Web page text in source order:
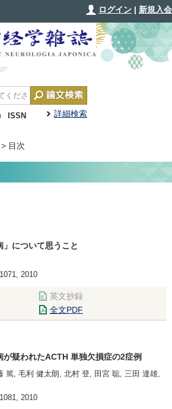
ログイン | 新規入会
詳細検索
ISSN
> 目次
について思うこと
2010
英文抄録
全文PDF
疑われたACTH 単独欠損症の2症例
篤, 毛利 健太朗, 北村 登, 田宮 聡, 三田 達雄,
2010